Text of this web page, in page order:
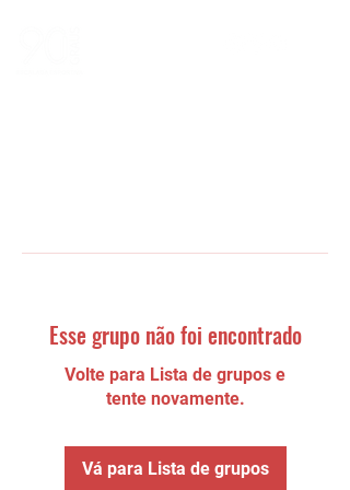
Esse grupo não foi encontrado
Volte para Lista de grupos e
tente novamente.
Vá para Lista de grupos